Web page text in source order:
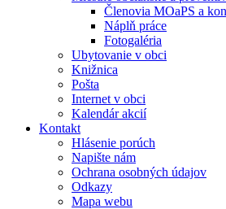
Členovia MOaPS a
Náplň práce
Fotogaléria
Ubytovanie v obci
Knižnica
Pošta
Internet v obci
Kalendár akcií
Kontakt
Hlásenie porúch
Napište nám
Ochrana osobných údajov
Odkazy
Mapa webu